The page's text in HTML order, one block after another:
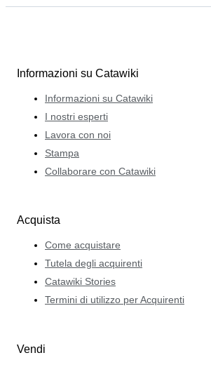
Informazioni su Catawiki
Informazioni su Catawiki
I nostri esperti
Lavora con noi
Stampa
Collaborare con Catawiki
Acquista
Come acquistare
Tutela degli acquirenti
Catawiki Stories
Termini di utilizzo per Acquirenti
Vendi